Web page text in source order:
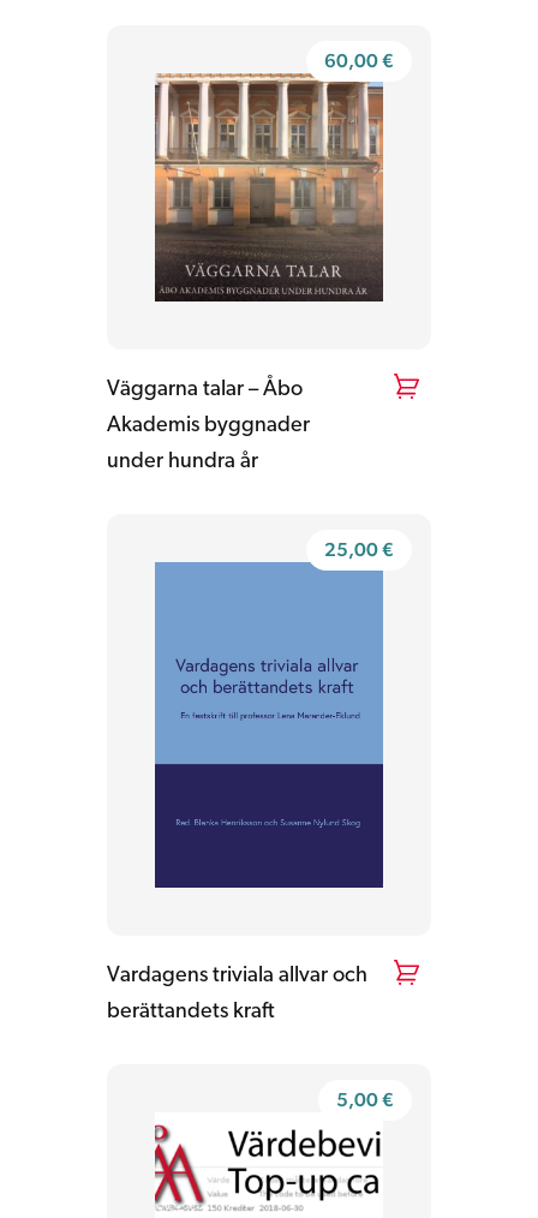
60,00€
Väggarna talar – Åbo
Akademis byggnader
under hundra år
25,00€
Vardagens triviala allvar och
berättandets kraft
5,00€